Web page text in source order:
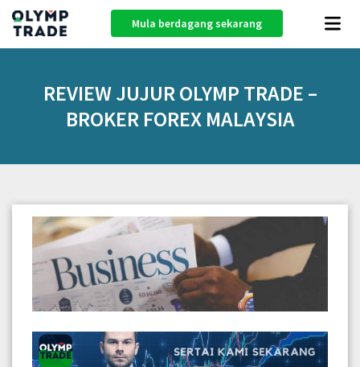
Mula berdagang sekarang
REVIEW JUJUR OLYMP TRADE –
BROKER FOREX MALAYSIA